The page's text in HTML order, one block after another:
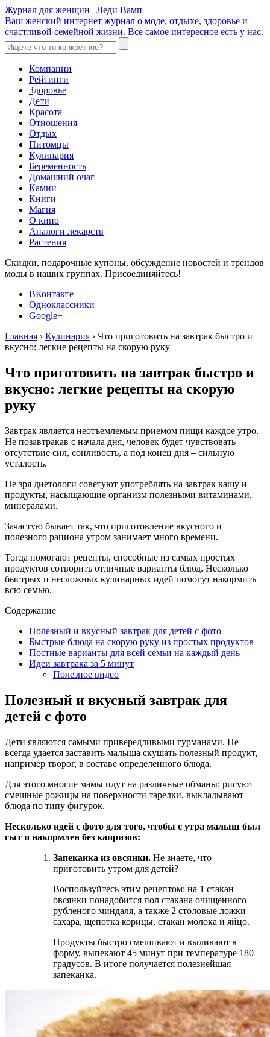
Журнал для женщин | Леди Вамп
Ваш женский интернет журнал о моде, отдыхе, здоровье и
счастливой семейной жизни. Все самое интересное есть у нас.
Компании
Рейтинги
Здоровье
Дети
Красота
Отношения
Отдых
Питомцы
Кулинария
Беременность
Домашний очаг
Камни
Книги
Магия
О кино
Аналоги лекарств
Растения
Скидки, подарочные купоны, обсуждение новостей и трендов
моды в наших группах. Присоединяйтесь!
ВКонтакте
Одноклассники
Google+
Главная › Кулинария › Что приготовить на завтрак быстро и
вкусно: легкие рецепты на скорую руку
Что приготовить на завтрак быстро и
вкусно: легкие рецепты на скорую
руку
Завтрак является неотъемлемым приемом пищи каждое утро.
Не позавтракав с начала дня, человек будет чувствовать
отсутствие сил, сонливость, а под конец дня – сильную
усталость.
Не зря диетологи советуют употреблять на завтрак кашу и
продукты, насыщающие организм полезными витаминами,
минералами.
Зачастую бывает так, что приготовление вкусного и
полезного рациона утром занимает много времени.
Тогда помогают рецепты, способные из самых простых
продуктов сотворить отличные варианты блюд. Несколько
быстрых и несложных кулинарных идей помогут накормить
всю семью.
Содержание
Полезный и вкусный завтрак для детей с фото
Быстрые блюда на скорую руку из простых продуктов
Постные варианты для всей семьи на каждый день
Идеи завтрака за 5 минут
Полезное видео
Полезный и вкусный завтрак для
детей с фото
Дети являются самыми привередливыми гурманами. Не
всегда удается заставить малыша скушать полезный продукт,
например творог, в составе определенного блюда.
Для этого многие мамы идут на различные обманы: рисуют
смешные рожицы на поверхности тарелки, выкладывают
блюда по типу фигурок.
Несколько идей с фото для того, чтобы с утра малыш был
сыт и накормлен без капризов:
Запеканка из овсянки. Не знаете, что
приготовить утром для детей?
Воспользуйтесь этим рецептом: на 1 стакан
овсянки понадобится пол стакана очищенного
рубленого миндаля, а также 2 столовые ложки
сахара, щепотка корицы, стакан молока и яйцо.
Продукты быстро смешивают и выливают в
форму, выпекают 45 минут при температуре 180
градусов. В итоге получается полезнейшая
запеканка.